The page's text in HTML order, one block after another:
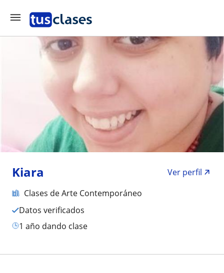
Kiara
Ver perfil
Clases de Arte Contemporáneo
Datos verificados
1 año dando clase